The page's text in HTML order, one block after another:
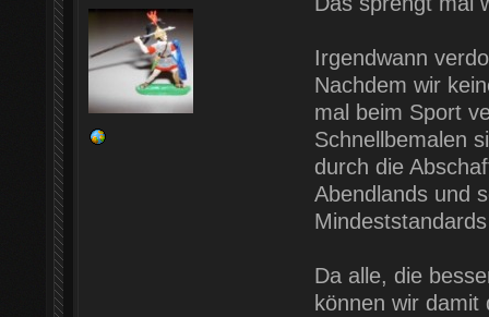
Irgendwann
Nachdem wir
mal beim Sport
Schnellbemalen
durch die
Abendlands und
Da alle, die
können wir